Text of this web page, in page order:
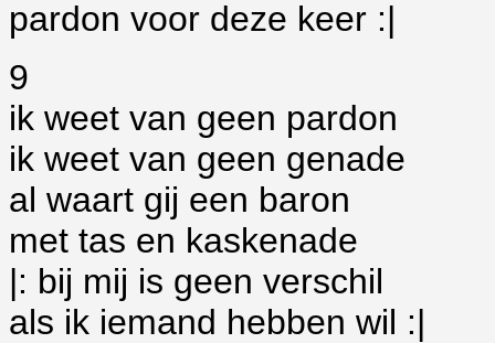
pardon voor deze keer :|
9
ik weet van geen pardon
ik weet van geen genade
al waart gij een baron
met tas en kaskenade
|: bij mij is geen verschil
als ik iemand hebben wil :|